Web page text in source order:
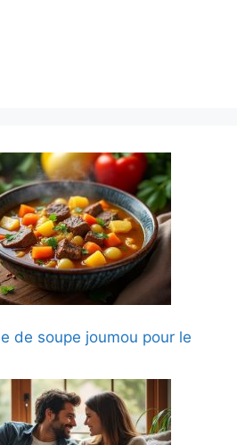
de soupe joumou pour le